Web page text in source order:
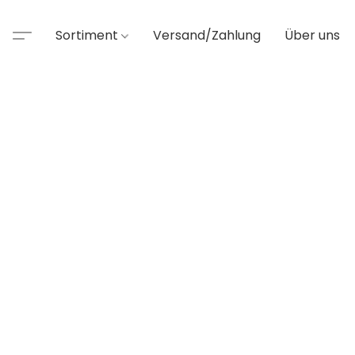
Sortiment Versand/Zahlung Über uns